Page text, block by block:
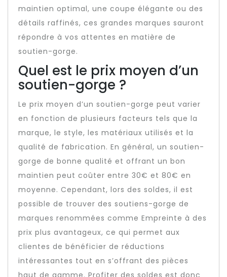
maintien optimal, une coupe élégante ou des
détails raffinés, ces grandes marques sauront
répondre à vos attentes en matière de
soutien-gorge.
Quel est le prix moyen d’un
soutien-gorge ?
Le prix moyen d’un soutien-gorge peut varier
en fonction de plusieurs facteurs tels que la
marque, le style, les matériaux utilisés et la
qualité de fabrication. En général, un soutien-
gorge de bonne qualité et offrant un bon
maintien peut coûter entre 30€ et 80€ en
moyenne. Cependant, lors des soldes, il est
possible de trouver des soutiens-gorge de
marques renommées comme Empreinte à des
prix plus avantageux, ce qui permet aux
clientes de bénéficier de réductions
intéressantes tout en s’offrant des pièces
haut de gamme. Profiter des soldes est donc